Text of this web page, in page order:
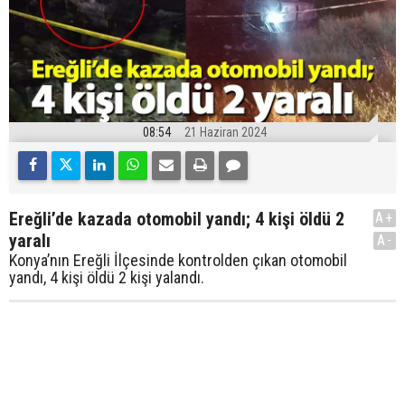
08:54 21 Haziran 2024
Ereğli’de kazada otomobil yandı; 4 kişi öldü 2
yaralı
Konya’nın Ereğli İlçesinde kontrolden çıkan otomobil
yandı, 4 kişi öldü 2 kişi yalandı.
A+
A-